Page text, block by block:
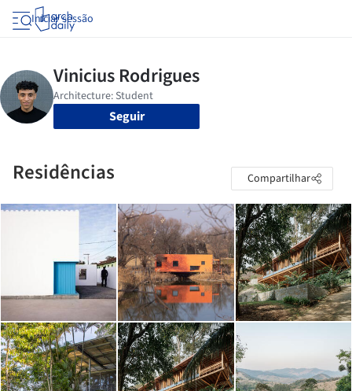
Iniciar sessão
Seguir
Residências Compartilhar